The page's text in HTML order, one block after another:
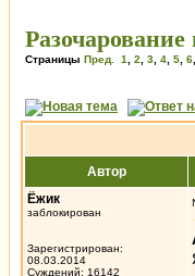
Страницы Пред. 1 2 3 4 5 6
Автор
Ёжик
заблокирован
Зарегистрирован:
08.03.2014
Суждений: 16142